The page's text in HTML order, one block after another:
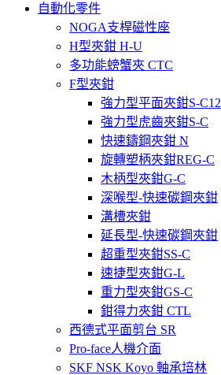
自動化零件
NOGA支桿磁性座
H型夾鉗 H-U
多功能螃蟹夾 CTC
F型夾鉗
強力型平面夾鉗S-C12
強力型虎齒夾鉗S-C
快速鑄鋼夾鉗 N
旋轉塑柄夾鉗REG-C
木柄型夾鉗G-C
深喉型-快速碳鋼夾鉗
溝槽夾鉗
延長型-快速碳鋼夾鉗
超重型夾鉗SS-C
速捷型夾鉗G-L
重力型夾鉗GS-C
鉗得力夾鉗 CTL
西德式平面剪台 SR
Pro-face人機介面
SKF NSK Koyo 軸承培林